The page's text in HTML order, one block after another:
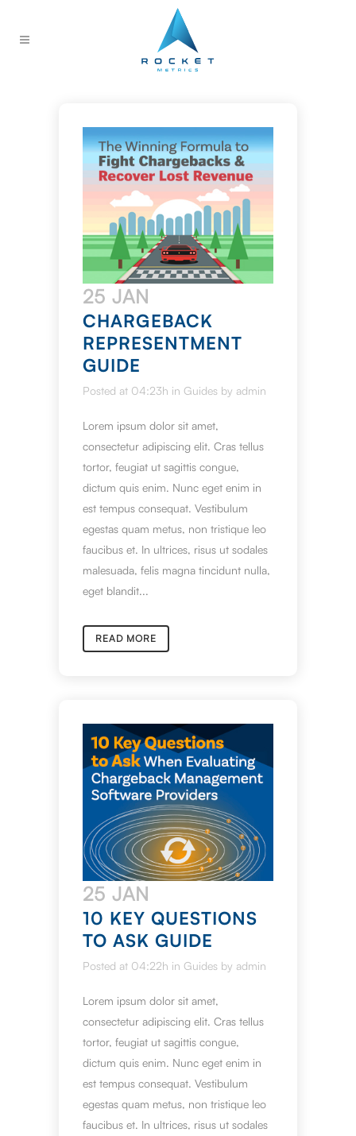
25 JAN
CHARGEBACK
REPRESENTMENT
GUIDE
Posted at 04:23h in Guides by admin
Lorem ipsum dolor sit amet,
consectetur adipiscing elit. Cras tellus
tortor, feugiat ut sagittis congue,
dictum quis enim. Nunc eget enim in
est tempus consequat. Vestibulum
egestas quam metus, non tristique leo
faucibus et. In ultrices, risus ut sodales
malesuada, felis magna tincidunt nulla,
eget blandit...
READ MORE
25 JAN
10 KEY QUESTIONS
TO ASK GUIDE
Posted at 04:22h in Guides by admin
Lorem ipsum dolor sit amet,
consectetur adipiscing elit. Cras tellus
tortor, feugiat ut sagittis congue,
dictum quis enim. Nunc eget enim in
est tempus consequat. Vestibulum
egestas quam metus, non tristique leo
faucibus et. In ultrices, risus ut sodales